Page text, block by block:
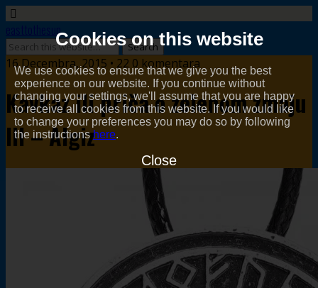
Cookies on this website
We use cookies to ensure that we give you the best
experience on our website. If you continue without
changing your settings, we'll assume that you are happy
to receive all cookies from this website. If you would like
to change your preferences you may do so by following
the instructionshere.
Close
easttothesun
16 Decembra, 2015 • 22 0 komentara
Kavkaz ili priča o zelenom zmaju
III – Algiz